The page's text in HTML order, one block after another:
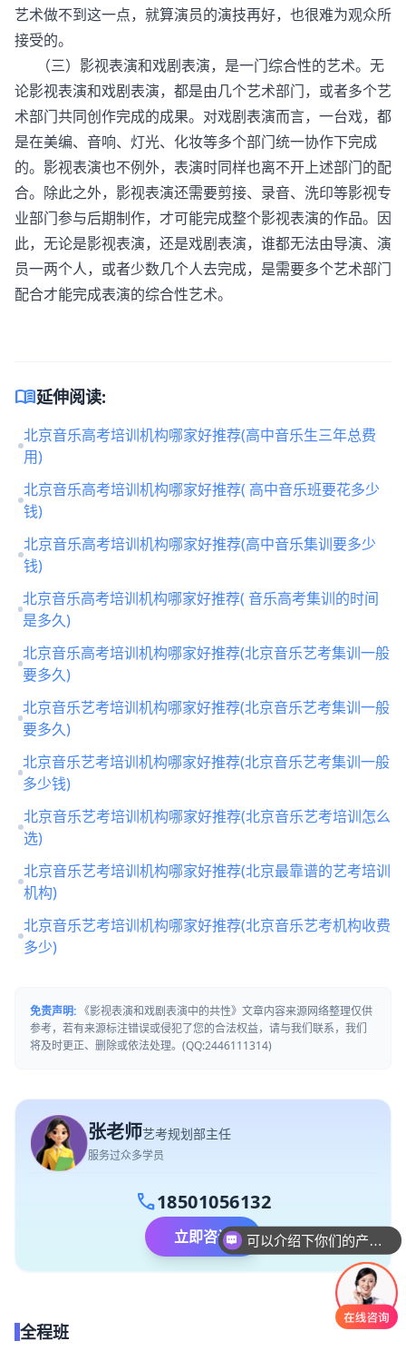
艺术做不到这一点，就算演员的演技再好，也很难为观众所
接受的。
（三）影视表演和戏剧表演，是一门综合性的艺术。无
论影视表演和戏剧表演，都是由几个艺术部门，或者多个艺
术部门共同创作完成的成果。对戏剧表演而言，一台戏，都
是在美编、音响、灯光、化妆等多个部门统一协作下完成
的。影视表演也不例外，表演时同样也离不开上述部门的配
合。除此之外，影视表演还需要剪接、录音、洗印等影视专
业部门参与后期制作，才可能完成整个影视表演的作品。因
此，无论是影视表演，还是戏剧表演，谁都无法由导演、演
员一两个人，或者少数几个人去完成，是需要多个艺术部门
配合才能完成表演的综合性艺术。
menu_book延伸阅读:
北京音乐高考培训机构哪家好推荐(高中音乐生三年总费
用)
北京音乐高考培训机构哪家好推荐( 高中音乐班要花多少
钱)
北京音乐高考培训机构哪家好推荐(高中音乐集训要多少
钱)
北京音乐高考培训机构哪家好推荐( 音乐高考集训的时间
是多久)
北京音乐高考培训机构哪家好推荐(北京音乐艺考集训一般
要多久)
北京音乐艺考培训机构哪家好推荐(北京音乐艺考集训一般
要多久)
北京音乐艺考培训机构哪家好推荐(北京音乐艺考集训一般
多少钱)
北京音乐艺考培训机构哪家好推荐(北京音乐艺考培训怎么
选)
北京音乐艺考培训机构哪家好推荐(北京最靠谱的艺考培训
机构)
北京音乐艺考培训机构哪家好推荐(北京音乐艺考机构收费
多少)
免责声明: 《影视表演和戏剧表演中的共性》文章内容来源网络整理仅供
参考，若有来源标注错误或侵犯了您的合法权益，请与我们联系，我们
将及时更正、删除或依法处理。(QQ:2446111314)
张老师艺考规划部主任
服务过众多学员
call18501056132
立即咨询
全程班